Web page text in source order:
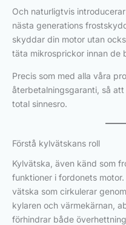
Och naturligtvis
nästa generations
skyddar din motor utan
täta mikrosprickor innan de
Precis som med alla våra
återbetalningsgaranti, så
total sinnesro.
Förstå kylvätskans roll
Kylvätska, även känd som
funktioner i fordonets
vätska som cirkulerar
kylaren och värmekärnan,
förhindrar både